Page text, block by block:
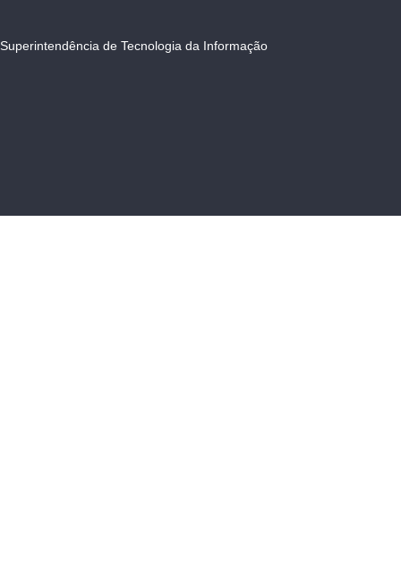
Superintendência de Tecnologia da Informação